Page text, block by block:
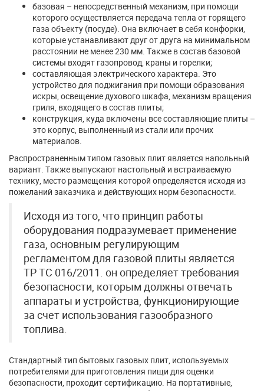
базовая – непосредственный механизм, при помощи
которого осуществляется передача тепла от горящего
газа объекту (посуде). Она включает в себя конфорки,
которые устанавливают друг от друга на минимальном
расстоянии не менее 230 мм. Также в состав базовой
системы входят газопровод, краны и горелки;
составляющая электрического характера. Это
устройство для поджигания при помощи образования
искры, освещение духового шкафа, механизм вращения
гриля, входящего в состав плиты;
конструкция, куда включены все составляющие плиты –
это корпус, выполненный из стали или прочих
материалов.
Распространенным типом газовых плит является напольный
вариант. Также выпускают настольный и встраиваемую
технику, место размещения которой определяется исходя из
пожеланий заказчика и действующих норм безопасности.
Исходя из того, что принцип работы
оборудования подразумевает применение
газа, основным регулирующим
регламентом для газовой плиты является
ТР ТС 016/2011. он определяет требования
безопасности, которым должны отвечать
аппараты и устройства, функционирующие
за счет использования газообразного
топлива.
Стандартный тип бытовых газовых плит, используемых
потребителями для приготовления пищи для оценки
безопасности, проходит сертификацию. На портативные,